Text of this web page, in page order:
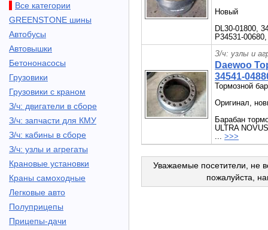
Все категории
GREENSTONE шины
Автобусы
Автовышки
Бетононасосы
Грузовики
Грузовики с краном
З/ч: двигатели в сборе
З/ч: запчасти для КМУ
З/ч: кабины в сборе
З/ч: узлы и агрегаты
Крановые установки
Краны самоходные
Легковые авто
Полуприцепы
Прицепы-дачи
Новый
DL30-01800,
P34531-
З/ч: узлы и
Daewoo
34541-
Тормозной
Оригинал,
Барабан
ULTRA
... >>>
Уважаемые посетители, не
пожалуйста,